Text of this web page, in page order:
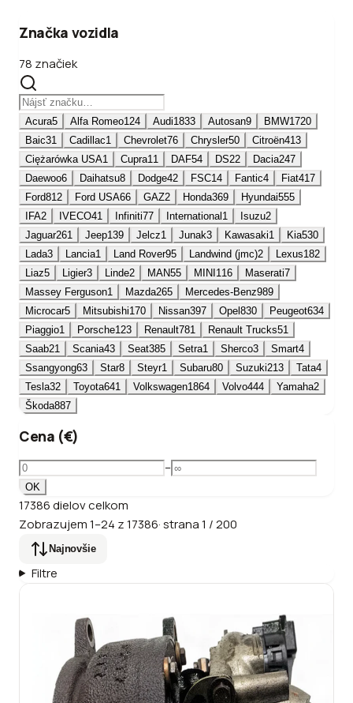
Značka vozidla
78 značiek
Acura5 Alfa Romeo124 Audi1833 Autosan9 BMW1720
Baic31 Cadillac1 Chevrolet76 Chrysler50 Citroën413
Ciężarówka USA1 Cupra11 DAF54 DS22 Dacia247
Daewoo6 Daihatsu8 Dodge42 FSC14 Fantic4 Fiat417
Ford812 Ford USA66 GAZ2 Honda369 Hyundai555
IFA2 IVECO41 Infiniti77 International1 Isuzu2
Jaguar261 Jeep139 Jelcz1 Junak3 Kawasaki1 Kia530
Lada3 Lancia1 Land Rover95 Landwind (jmc)2 Lexus182
Liaz5 Ligier3 Linde2 MAN55 MINI116 Maserati7
Massey Ferguson1 Mazda265 Mercedes-Benz989
Microcar5 Mitsubishi170 Nissan397 Opel830 Peugeot634
Piaggio1 Porsche123 Renault781 Renault Trucks51
Saab21 Scania43 Seat385 Setra1 Sherco3 Smart4
Ssangyong63 Star8 Steyr1 Subaru80 Suzuki213 Tata4
Tesla32 Toyota641 Volkswagen1864 Volvo444 Yamaha2
Škoda887
Cena (€)
–
OK
17386dielovcelkom
Zobrazujem1–24 z17386·strana1 /200
Najnovšie
Filtre